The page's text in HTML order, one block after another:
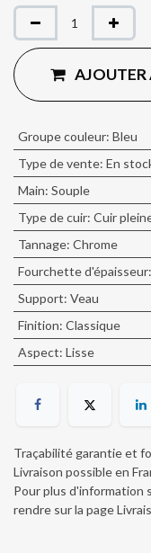
AJOUTER
Groupe couleur: Bleu
Type de vente: En
Main: Souple
Type de cuir: Cuir
Tannage: Chrome
Fourchette d'épaisseur:
Support: Veau
Finition: Classique
Aspect: Lisse
Traçabilité garantie et
Livraison possible en
Pour plus d'information
rendre sur la page